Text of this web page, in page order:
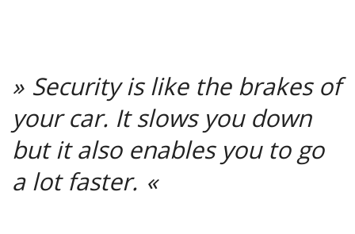
Security is like the brakes of
your car. It slows you down
but it also enables you to go
a lot faster.